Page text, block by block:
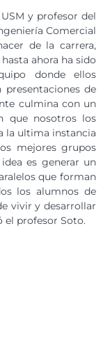
y profesor del
Comercial
de la carrera,
ahora ha sido
donde ellos
de
culmina con un
que nosotros los
la ultima instancia
mejores grupos
es generar un
que forman
los alumnos de
vivir y desarrollar
el profesor Soto.